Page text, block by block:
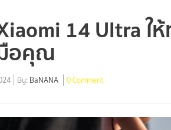
14 Ultra ใ
อคุณ
By: BaNANA 0 Comment